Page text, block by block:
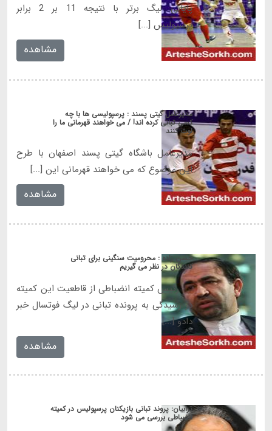
پایانی لیگ برتر با نتیجه 11 بر 2 برابر
پرسپولیس [...]
مشاهده
مدیرعامل گیتی پسند : پرسپولیسی ها با چه
کسی تبانی کرده اند! / می خواهند قهرمانی ما را
لوث کنند
مدیرعامل باشگاه گیتی پسند اصفهان با طرح
این موضوع که می خواهند قهرمانی این [...]
مشاهده
حسن زاده : محرومیت سنگینی برای تبانی
کنندگان در نظر می گیریم
رئیس کمیته انضباطی از قاطعیت این کمیته
در رسیدگی به پرونده تبانی در لیگ فوتسال خبر
دادو [...]
مشاهده
ترابیان: پروند تبانی بازیکنان پرسپولیس در کمیته
انضباطی بررسی می شود